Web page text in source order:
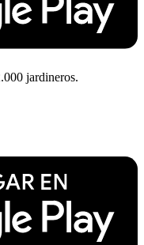
jardineros.